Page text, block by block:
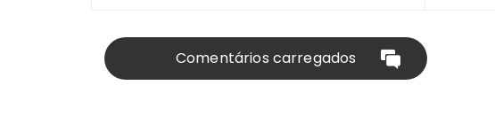
Post Comentários carregados